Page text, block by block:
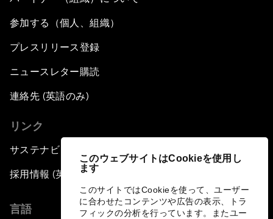
このウェブサイトはCookieを使用し
ます
このサイトではCookieを使って、ユーザー
に合わせたコンテンツや広告の表示、トラ
フィックの分析を行っています。またユー
参加する（個人、組織）
プレスリリース登録
ニュースレター購読
連絡先 (英語のみ)
リンク
サステナビリティへの取り組み
採用情報 (英語のみ)
言語